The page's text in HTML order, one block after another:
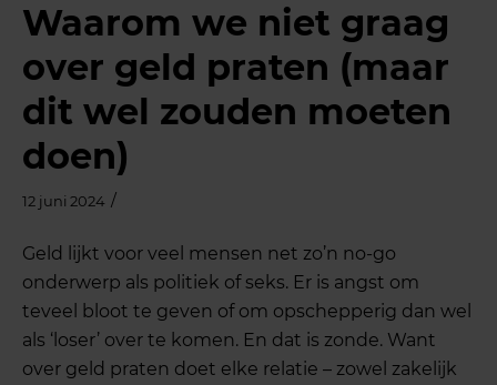
Waarom we niet graag
over geld praten (maar
dit wel zouden moeten
doen)
12 juni 2024 /
Geld lijkt voor veel mensen net zo’n no-go
onderwerp als politiek of seks. Er is angst om
teveel bloot te geven of om opschepperig dan wel
als ‘loser’ over te komen. En dat is zonde. Want
over geld praten doet elke relatie – zowel zakelijk